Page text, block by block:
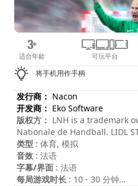
适合年龄 可玩平台
将手机用作手柄
发行商： Nacon
开发商： Eko Software
版权方： LNH is a trademark
Nationale de Handball. LIDL
logos and name are protected
Nationale de Handball. Logos,
the LIDL STARLIGUE and
trademarks of the French
类型 : 体育, 模拟
音效 : 法语
字幕/界面 : 法语
每局游戏时长 : 10 - 30 分钟